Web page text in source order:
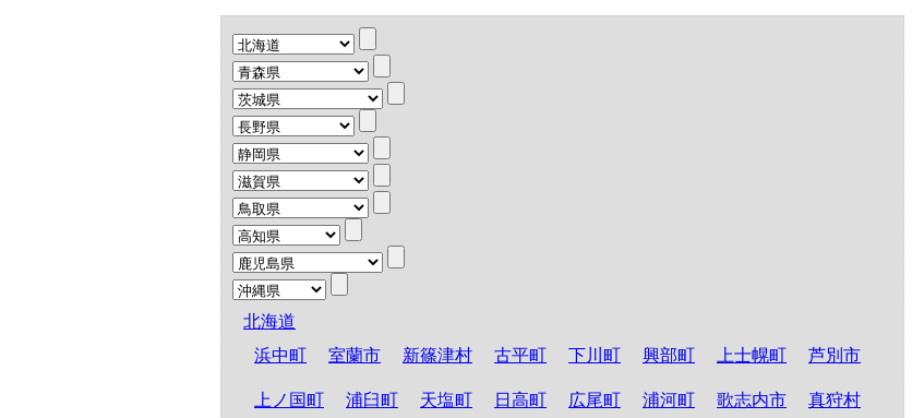
北海道
浜中町
室蘭市 新篠津村 古平町 下川町 興部町 上士幌町 芦別市
上ノ国町 浦臼町 天塩町 日高町 広尾町 浦河町 歌志内市 真狩村